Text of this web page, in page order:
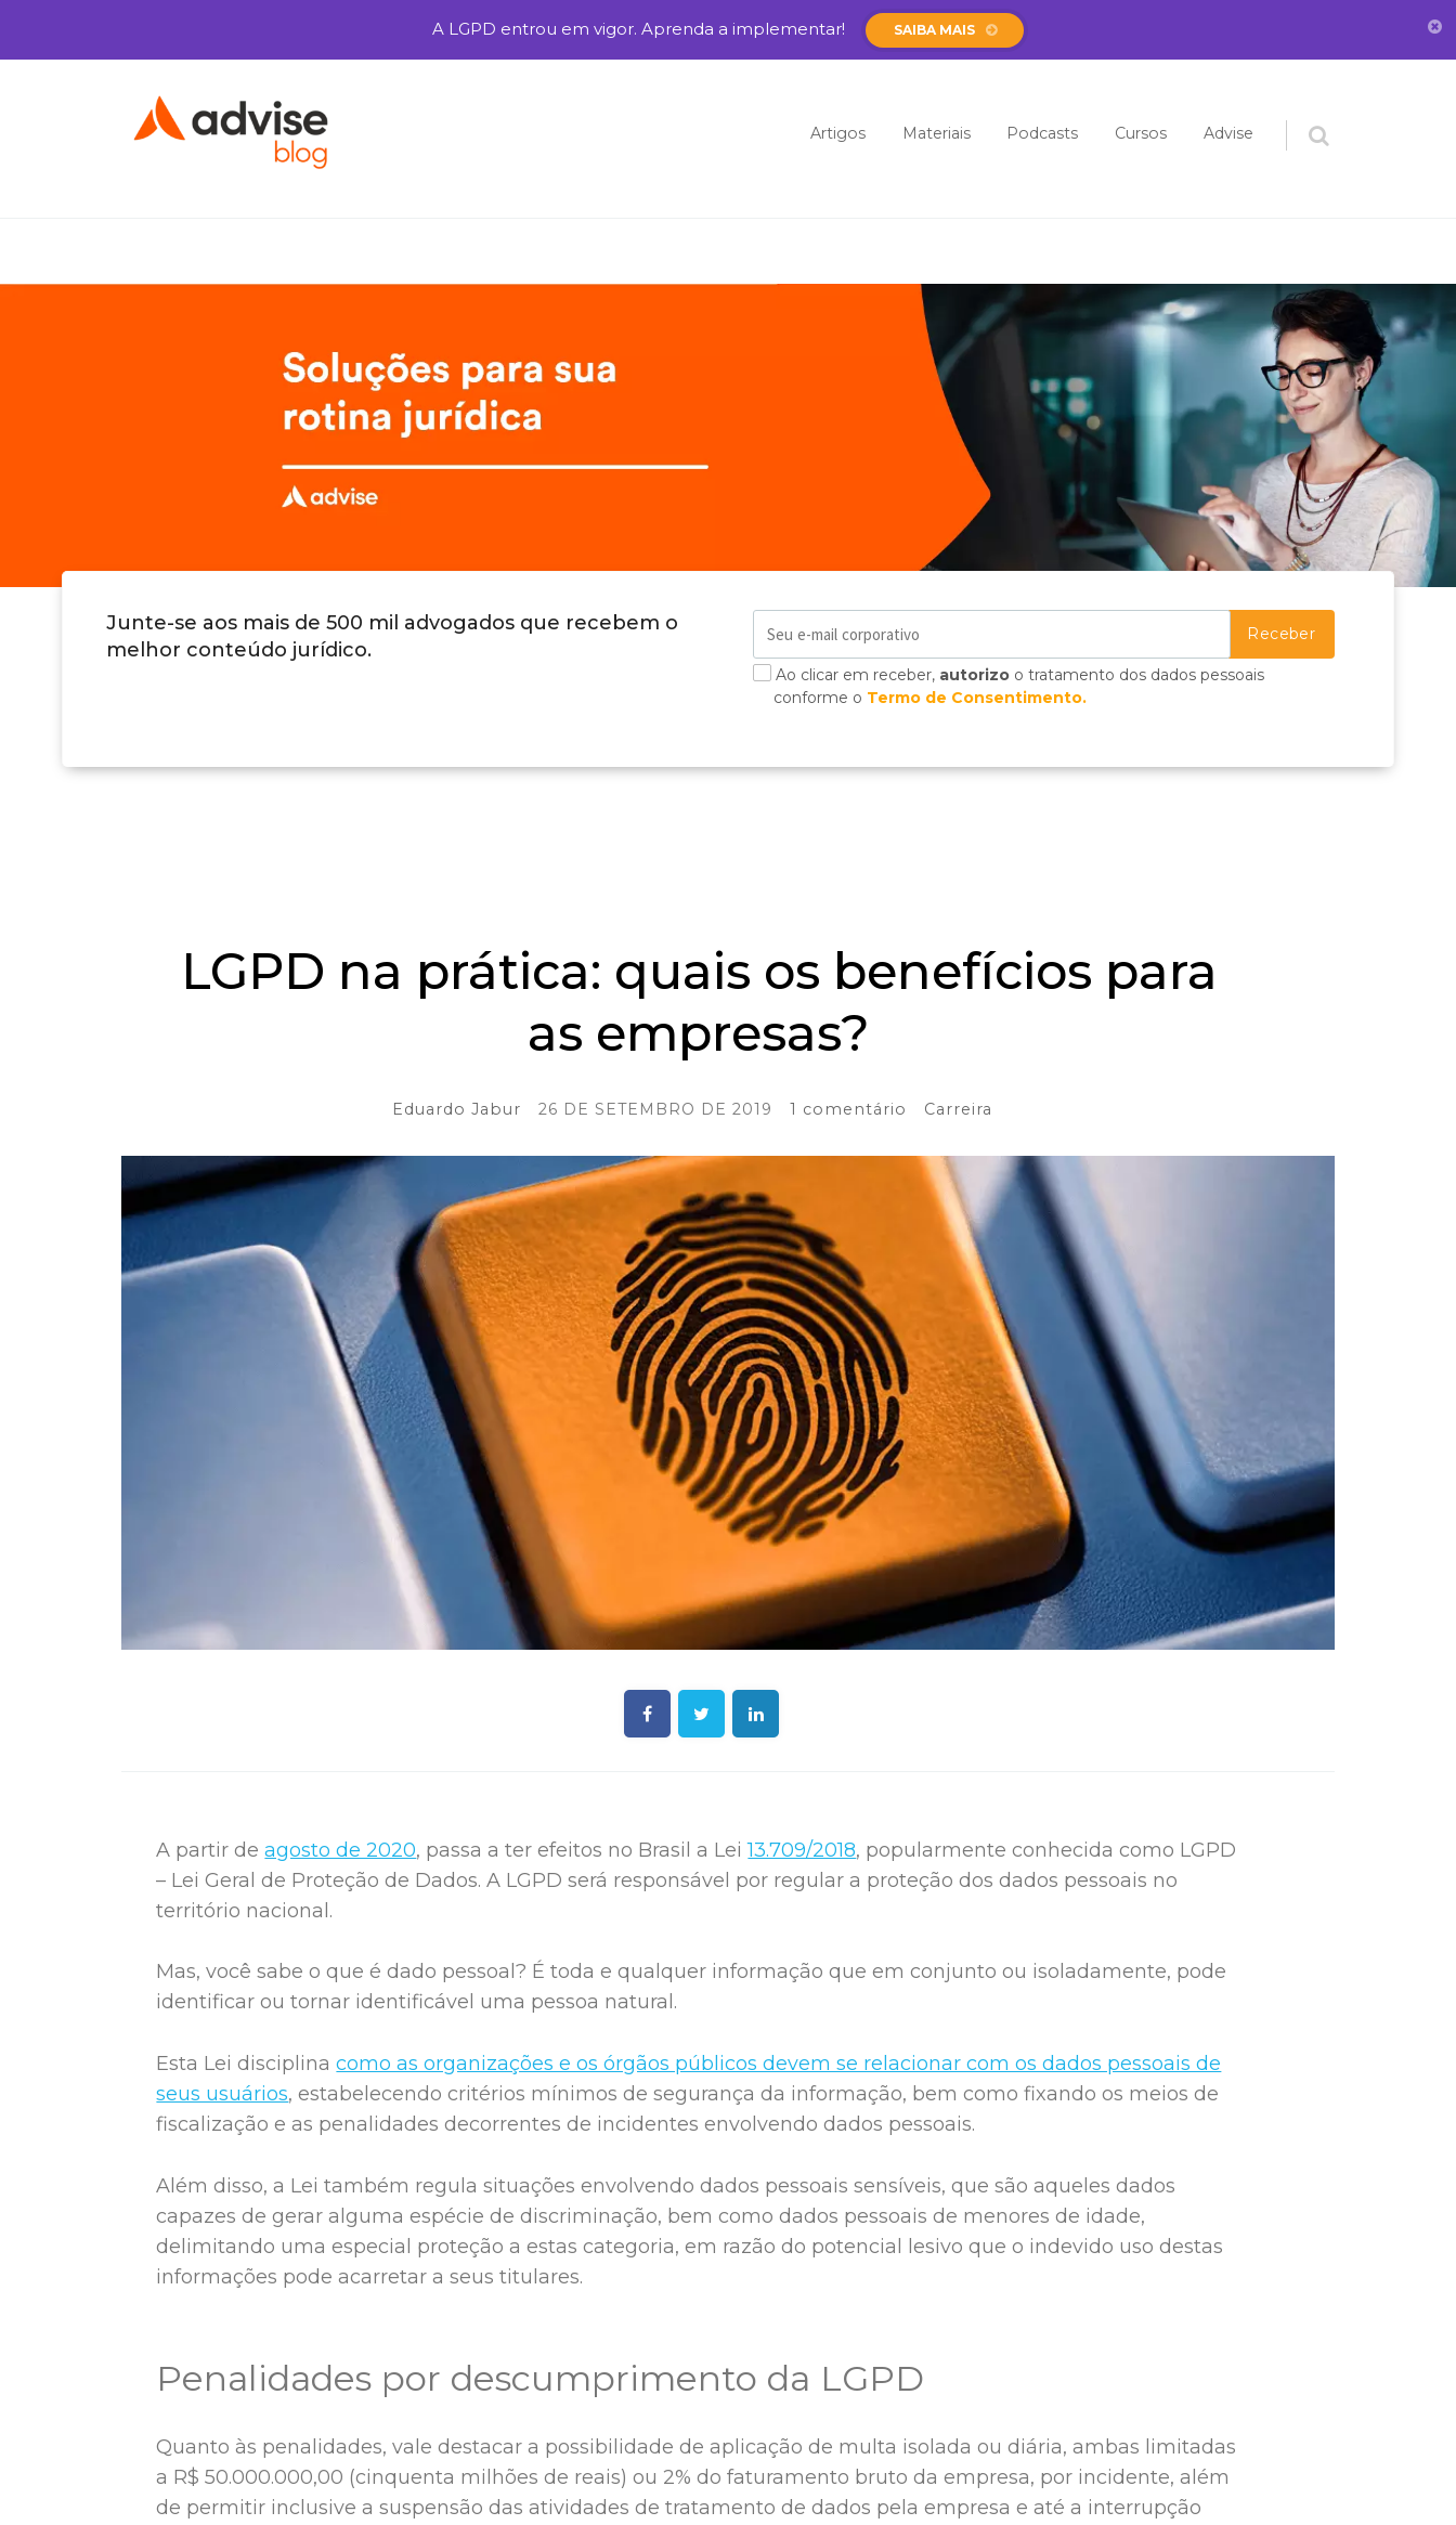
A LGPD entrou em vigor. Aprenda a implementar! SAIBA MAIS
Pular para o conteúdo
Artigos Materiais Podcasts Cursos Advise
Junte-se aos mais de 500 mil advogados que recebem o
melhor conteúdo jurídico.
Ao clicar em receber,autorizo o tratamento dos dados pessoais
conforme o Termo de Consentimento.
LGPD na prática: quais os benefícios para
as empresas?
Eduardo Jabur 26 DE SETEMBRO DE 2019 1 comentário Carreira
A partir deagosto de 2020, passa a ter efeitos no Brasil a Lei13.709/2018, popularmente conhecida como LGPD
– Lei Geral de Proteção de Dados. A LGPD será responsável por regular a proteção dos dados pessoais no
território nacional.
Mas, você sabe o que é dado pessoal? É toda e qualquer informação que em conjunto ou isoladamente, pode
identificar ou tornar identificável uma pessoa natural.
Esta Lei disciplinacomo as organizações e os órgãos públicos devem se relacionar com os dados pessoais de
seus usuários, estabelecendo critérios mínimos de segurança da informação, bem como fixando os meios de
fiscalização e as penalidades decorrentes de incidentes envolvendo dados pessoais.
Além disso, a Lei também regula situações envolvendo dados pessoais sensíveis, que são aqueles dados
capazes de gerar alguma espécie de discriminação, bem como dados pessoais de menores de idade,
delimitando uma especial proteção a estas categoria, em razão do potencial lesivo que o indevido uso destas
informações pode acarretar a seus titulares.
Penalidades por descumprimento da LGPD
Quanto às penalidades, vale destacar a possibilidade de aplicação de multa isolada ou diária, ambas limitadas
a R$ 50.000.000,00 (cinquenta milhões de reais) ou 2% do faturamento bruto da empresa, por incidente, além
de permitir inclusive a suspensão das atividades de tratamento de dados pela empresa e até a interrupção